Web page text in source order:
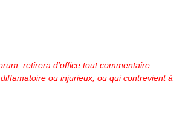
retirera d'office tout commentaire
ou injurieux, ou qui contrevient à